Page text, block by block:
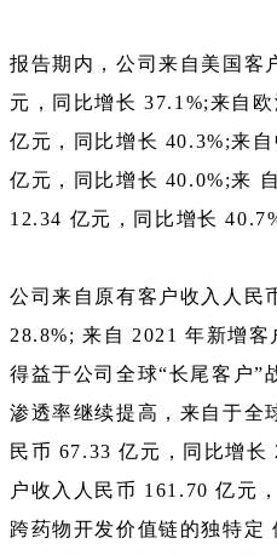
报告期内，公司来自美国客
元，同比增长 37.1%;来自
亿元，同比增长 40.3%;来
亿元，同比增长 40.0%;来
12.34 亿元，同比增长
公司来自原有客户收入人民
28.8%; 来自 2021 年新增客
得益于公司全球“长尾客户”
渗透率继续提高，来自于全
民币 67.33 亿元，同比增长
户收入人民币 161.70 亿元
跨药物开发价值链的独特定